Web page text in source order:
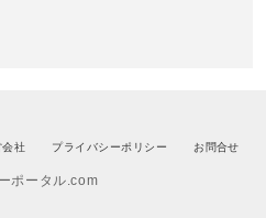
会社 プライバシーポリシー お問合せ
ポータル.com